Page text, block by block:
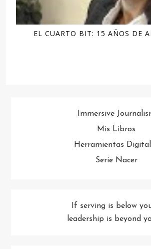
EL CUARTO BIT: 15 AÑOS DE
Immersive
Mis Libros
Herramientas
Serie Nacer
If serving is below
leadership is beyond